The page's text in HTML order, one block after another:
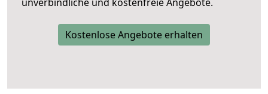
Kostenlose Angebote erhalten